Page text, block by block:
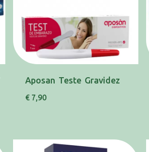
Aposan Teste Gravidez
€ 7,90